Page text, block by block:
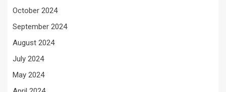
October 2024
September 2024
August 2024
July 2024
May 2024